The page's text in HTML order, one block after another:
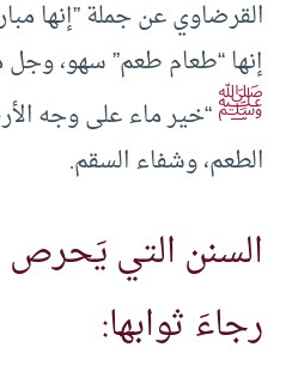
القرضاوي عن جملة ‏‏”إنها
إنها “طعام طعم” سهو، وجل
ﷺ“خير ماء على وجه
الطعم، وشفاء ‏السقم.
السنن التي يَحرص
رجاءَ ثوابها: